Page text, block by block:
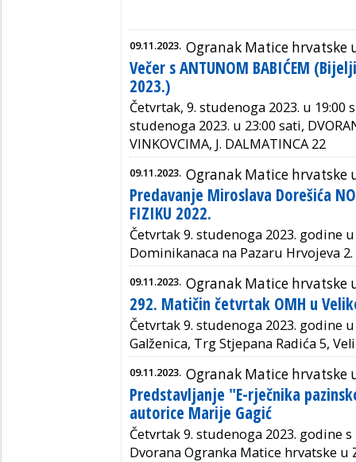
09.11.2023. Ogranak Matice hrvatske
Večer s ANTUNOM BABIĆEM
2023.)
Četvrtak, 9. studenoga 2023. u 19:00
studenoga 2023. u 23:00 sati,
VINKOVCIMA, J. DALMATINCA 22
09.11.2023. Ogranak Matice hrvatske
Predavanje Miroslava Dorešića
FIZIKU 2022.
Četvrtak 9. studenoga 2023. godine
Dominikanaca na Pazaru Hrvojeva 2.
09.11.2023. Ogranak Matice hrvatske
292. Matičin četvrtak OMH u
Četvrtak 9. studenoga 2023. godine u
Galženica, Trg Stjepana Radića 5,
09.11.2023. Ogranak Matice hrvatske
Predstavljanje "E-rječnika
autorice Marije Gagić
Četvrtak 9. studenoga 2023. godine
Dvorana Ogranka Matice hrvatske u